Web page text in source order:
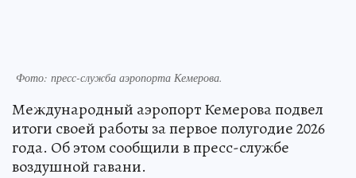
Фото: пресс-служба аэропорта Кемерова.
Международный аэропорт Кемерова подвел
итоги своей работы за первое полугодие 2026
года. Об этом сообщили в пресс-службе
воздушной гавани.